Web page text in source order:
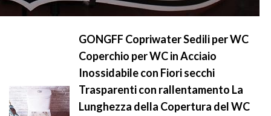
GONGFF Copriwater Sedili per WC
Coperchio per WC in Acciaio
Inossidabile con Fiori secchi
Trasparenti con rallentamento La
Lunghezza della Copertura del WC